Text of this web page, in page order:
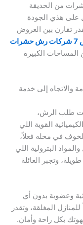
من الحديقة
على هذي الجودة
تقارن بين العروض
المساحات الكبيرة
والاتجاه إلى خدمة
طلب الرش،
القوية اللي
في محله فعلاً،
البترولية اللي
وتجبر العائلة
وعضوية بدون أي
المغلقة، وتقدر
بكل راحة وأمان.